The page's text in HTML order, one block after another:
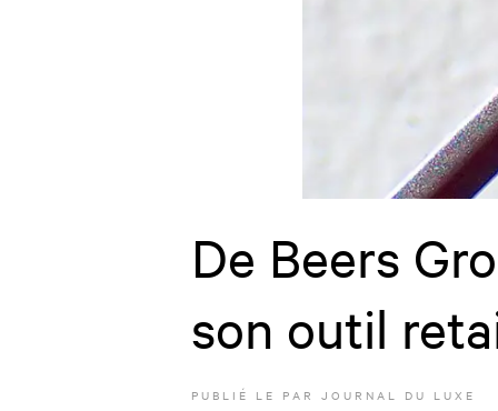
De Beers
son outil
PUBLIÉ LE PAR JOURNAL DU LUXE